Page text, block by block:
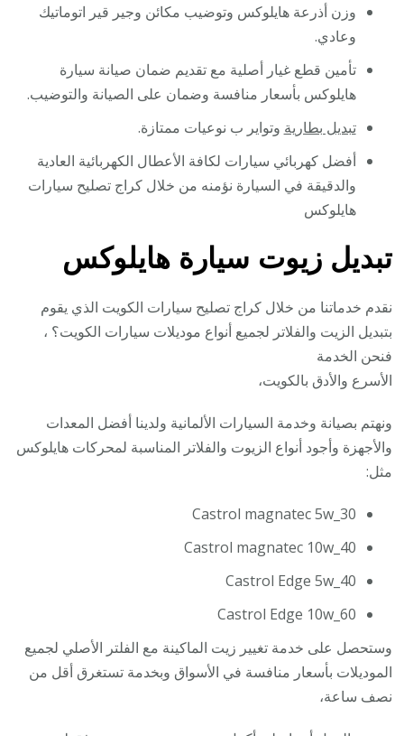
وزن أذرعة هايلوكس وتوضيب مكائن وجير قير اتوماتيك
وعادي.
تأمين قطع غيار أصلية مع تقديم ضمان صيانة سيارة
هايلوكس بأسعار منافسة وضمان على الصيانة والتوضيب.
تبديل بطارية وتواير ب نوعيات ممتازة.
أفضل كهربائي سيارات لكافة الأعطال الكهربائية العادية
والدقيقة في السيارة نؤمنه من خلال كراج تصليح سيارات
هايلوكس
تبديل زيوت سيارة هايلوكس
نقدم خدماتنا من خلال كراج تصليح سيارات الكويت الذي يقوم
بتبديل الزيت والفلاتر لجميع أنواع موديلات سيارات الكويت؟ ،
فنحن الخدمة
الأسرع والأدق بالكويت،
ونهتم بصيانة وخدمة السيارات الألمانية ولدينا أفضل المعدات
والأجهزة وأجود أنواع الزيوت والفلاتر المناسبة لمحركات هايلوكس
مثل:
Castrol magnatec 5w_30
Castrol magnatec 10w_40
Castrol Edge 5w_40
Castrol Edge 10w_60
وستحصل على خدمة تغيير زيت الماكينة مع الفلتر الأصلي لجميع
الموديلات بأسعار منافسة في الأسواق وبخدمة تستغرق أقل من
نصف ساعة،